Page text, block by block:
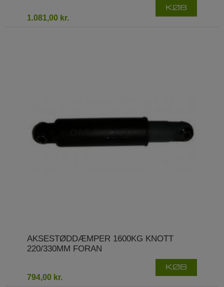
1.081,00 kr.
KØB
AKSESTØDDÆMPER 1600KG KNOTT
220/330MM FORAN
794,00 kr.
KØB